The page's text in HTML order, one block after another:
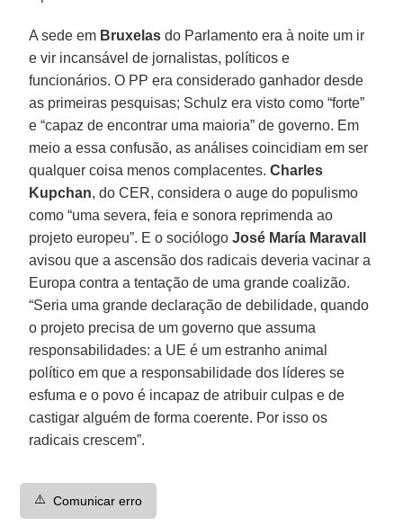
A sede em Bruxelas do Parlamento era à noite um ir
e vir incansável de jornalistas, políticos e
funcionários. O PP era considerado ganhador desde
as primeiras pesquisas; Schulz era visto como “forte”
e “capaz de encontrar uma maioria” de governo. Em
meio a essa confusão, as análises coincidiam em ser
qualquer coisa menos complacentes.Charles
Kupchan, do CER, considera o auge do populismo
como “uma severa, feia e sonora reprimenda ao
projeto europeu”. E o sociólogoJosé María Maravall
avisou que a ascensão dos radicais deveria vacinar a
Europa contra a tentação de uma grande coalizão.
“Seria uma grande declaração de debilidade, quando
o projeto precisa de um governo que assuma
responsabilidades: a UE é um estranho animal
político em que a responsabilidade dos líderes se
esfuma e o povo é incapaz de atribuir culpas e de
castigar alguém de forma coerente. Por isso os
radicais crescem”.
⚠️ Comunicar erro